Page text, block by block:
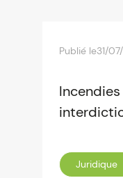
Publié le31/
Juridique